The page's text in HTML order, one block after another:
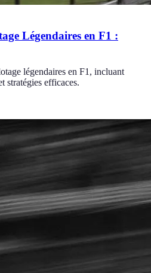
Légendaires en F1 :
légendaires en F1, incluant
stratégies efficaces.